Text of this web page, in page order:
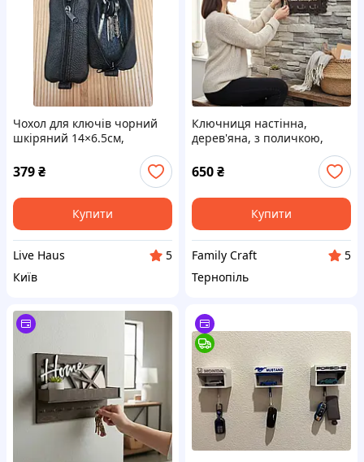
Чохол для ключів чорний
шкіряний 14×6.5см,
ключниця з натуральної
шкіри / (J24)
379₴
Купити
Live Haus
5
Київ
Ключниця настінна,
дерев'яна, з поличкою,
іменна, тримач для ключів
з прізвищем, венге, на 6
ключів
650₴
Купити
Family Craft
5
Тернопіль